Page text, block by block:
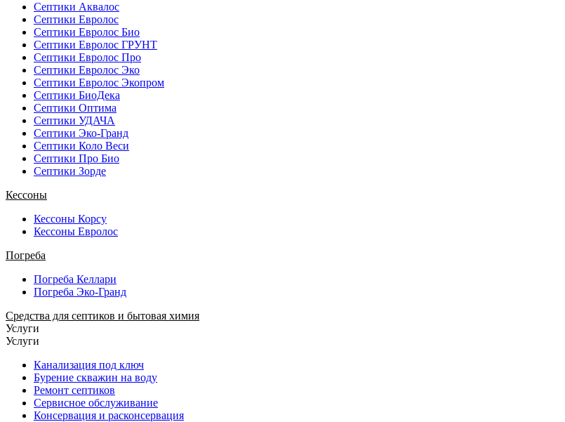
Септики Аквалос
Септики Евролос
Септики Евролос Био
Септики Евролос ГРУНТ
Септики Евролос Про
Септики Евролос Эко
Септики Евролос Экопром
Септики БиоДека
Септики Оптима
Септики УДАЧА
Септики Эко-Гранд
Септики Коло Веси
Септики Про Био
Септики Зорде
Кессоны
Кессоны Корсу
Кессоны Евролос
Погреба
Погреба Келлари
Погреба Эко-Гранд
Средства для септиков и бытовая химия
Услуги
Услуги
Канализация под ключ
Бурение скважин на воду
Ремонт септиков
Сервисное обслуживание
Консервация и расконсервация